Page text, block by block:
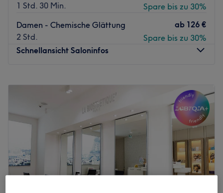
1 Std. 30 Min.
Spare bis zu 30%
Damen - Chemische Glättung
2 Std.
ab 126 €
Spare bis zu 30%
Schnellansicht Saloninfos
19:00
Mittwoch
–19:00
Donnerstag
–19:00
Freitag
19:00
18:00
Sonntag
Geschlossen
Wer die SY Beauty Galerie am Münchner Hauptbahnhof